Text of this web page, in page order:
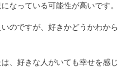
なっている可能性が高いです。
のですが、好きかどうかわから
、好きな人がいても幸せを感じ